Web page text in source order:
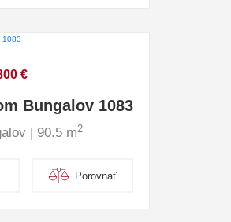
€
Bungalov 1083
| 90.5 m2
Porovnať